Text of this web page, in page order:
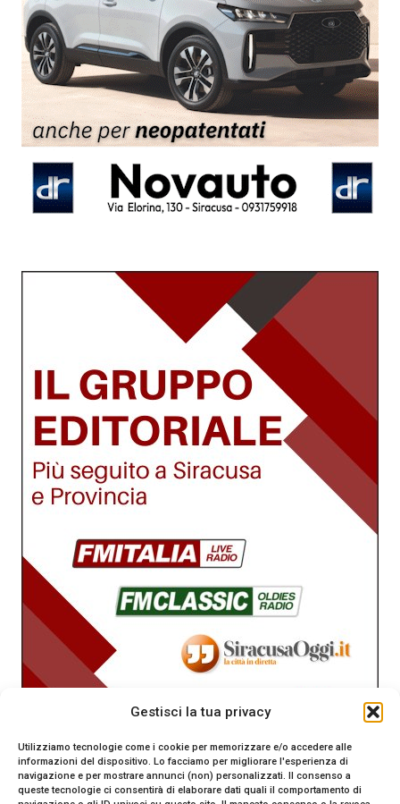
Gestisci la tua privacy
Utilizziamo tecnologie come i cookie per memorizzare e/o accedere alle
informazioni del dispositivo. Lo facciamo per migliorare l'esperienza di
navigazione e per mostrare annunci (non) personalizzati. Il consenso a
queste tecnologie ci consentirà di elaborare dati quali il comportamento di